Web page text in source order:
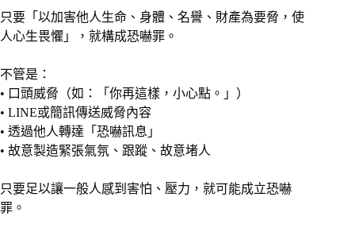
只要「以加害他人生命、身體、名譽、財產為要脅，使
人心生畏懼」，就構成恐嚇罪。
不管是：
• 口頭威脅（如：「你再這樣，小心點。」）
• LINE或簡訊傳送威脅內容
• 透過他人轉達「恐嚇訊息」
• 故意製造緊張氣氛、跟蹤、故意堵人
只要足以讓一般人感到害怕、壓力，就可能成立恐嚇
罪。